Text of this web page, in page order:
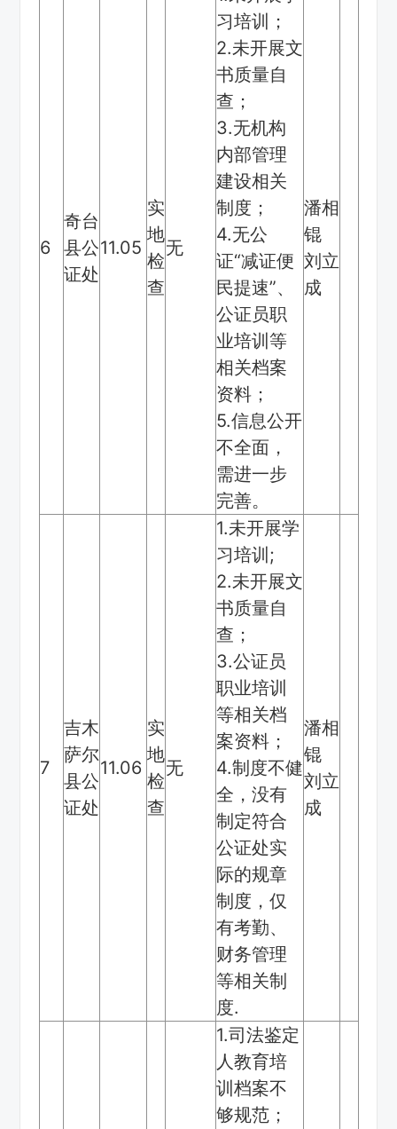
6
奇台
县公
证处
11.05
实
地
检
查
无
习培训；
2.未开展文
书质量自
查；
3.无机构
内部管理
建设相关
制度；
4.无公
证“减证便
民提速”、
公证员职
业培训等
相关档案
资料；
5.信息公开
不全面，
需进一步
完善。
潘相
锟
刘立
成
7
吉木
萨尔
县公
证处
11.06
实
地
检
查
无
1.未开展学
习培训;
2.未开展文
书质量自
查；
3.公证员
职业培训
等相关档
案资料；
4.制度不健
全，没有
制定符合
公证处实
际的规章
制度，仅
有考勤、
财务管理
等相关制
度.
潘相
锟
刘立
成
1.司法鉴定
人教育培
训档案不
够规范；